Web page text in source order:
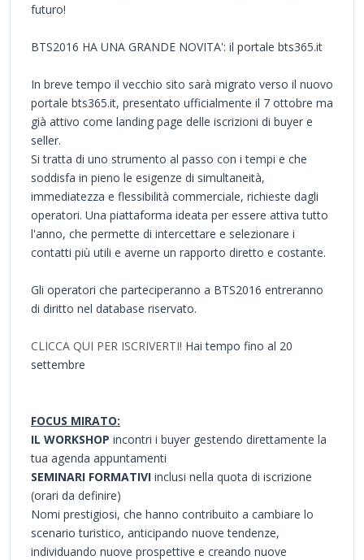
futuro!
BTS2016 HA UNA GRANDE NOVITA': il portale bts365.it
In breve tempo il vecchio sito sarà migrato verso il nuovo
portale bts365.it, presentato ufficialmente il 7 ottobre ma
già attivo come landing page delle iscrizioni di buyer e
seller.
Si tratta di uno strumento al passo con i tempi e che
soddisfa in pieno le esigenze di simultaneità,
immediatezza e flessibilità commerciale, richieste dagli
operatori. Una piattaforma ideata per essere attiva tutto
l'anno, che permette di intercettare e selezionare i
contatti più utili e averne un rapporto diretto e costante.
Gli operatori che parteciperanno a BTS2016 entreranno
di diritto nel database riservato.
CLICCA QUI PER ISCRIVERTI! Hai tempo fino al 20
settembre
FOCUS MIRATO:
IL WORKSHOP incontri i buyer gestendo direttamente la
tua agenda appuntamenti
SEMINARI FORMATIVI inclusi nella quota di iscrizione
(orari da definire)
Nomi prestigiosi, che hanno contribuito a cambiare lo
scenario turistico, anticipando nuove tendenze,
individuando nuove prospettive e creando nuove